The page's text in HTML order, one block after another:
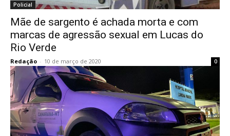
Policial
Mãe de sargento é achada morta e com
marcas de agressão sexual em Lucas do
Rio Verde
Redação - 10 de março de 2020 0